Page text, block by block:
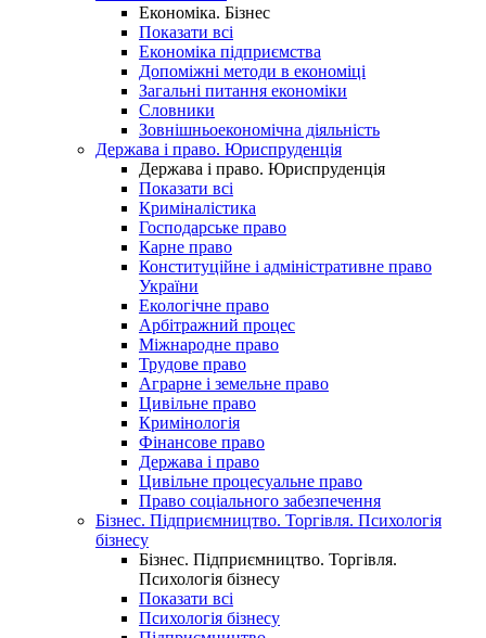
Економіка. Бізнес
Показати всі
Економіка підприємства
Допоміжні методи в економіці
Загальні питання економіки
Словники
Зовнішньоекономічна діяльність
Держава і право. Юриспруденція
Держава і право. Юриспруденція
Показати всі
Криміналістика
Господарське право
Карне право
Конституційне і адміністративне право
України
Екологічне право
Арбітражний процес
Міжнародне право
Трудове право
Аграрне і земельне право
Цивільне право
Кримінологія
Фінансове право
Держава і право
Цивільне процесуальне право
Право соціального забезпечення
Бізнес. Підприємництво. Торгівля. Психологія
бізнесу
Бізнес. Підприємництво. Торгівля.
Психологія бізнесу
Показати всі
Психологія бізнесу